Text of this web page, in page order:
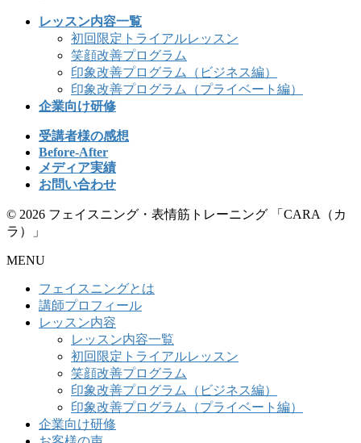
レッスン内容一覧
初回限定トライアルレッスン
笑顔改善プログラム
印象改善プログラム（ビジネス編）
印象改善プログラム（プライベート編）
企業向け研修
受講者様の感想
Before-After
メディア実績
お問い合わせ
© 2026 フェイスニング・表情筋トレーニング 「CARA（カ
ラ）」
MENU
フェイスニングとは
講師プロフィール
レッスン内容
レッスン内容一覧
初回限定トライアルレッスン
笑顔改善プログラム
印象改善プログラム（ビジネス編）
印象改善プログラム（プライベート編）
企業向け研修